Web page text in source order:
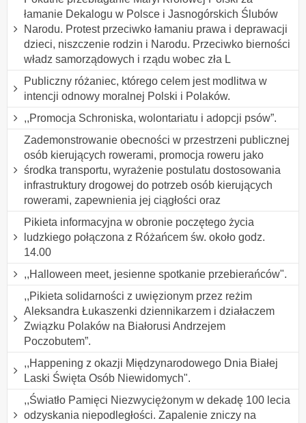
łamanie Dekalogu w Polsce i Jasnogórskich Ślubów
Narodu. Protest przeciwko łamaniu prawa i deprawacji
dzieci, niszczenie rodzin i Narodu. Przeciwko bierności
władz samorządowych i rządu wobec zła L
Publiczny różaniec, którego celem jest modlitwa w
intencji odnowy moralnej Polski i Polaków.
,,Promocja Schroniska, wolontariatu i adopcji psów”.
Zademonstrowanie obecności w przestrzeni publicznej
osób kierujących rowerami, promocja roweru jako
środka transportu, wyrażenie postulatu dostosowania
infrastruktury drogowej do potrzeb osób kierujących
rowerami, zapewnienia jej ciągłości oraz
Pikieta informacyjna w obronie poczętego życia
ludzkiego połączona z Różańcem św. około godz.
14.00
,,Halloween meet, jesienne spotkanie przebierańców".
,,Pikieta solidarności z uwięzionym przez reżim
Aleksandra Łukaszenki dziennikarzem i działaczem
Związku Polaków na Białorusi Andrzejem
Poczobutem”.
,,Happening z okazji Międzynarodowego Dnia Białej
Laski Święta Osób Niewidomych".
,,Światło Pamięci Niezwyciężonym w dekadę 100 lecia
odzyskania niepodległości. Zapalenie zniczy na